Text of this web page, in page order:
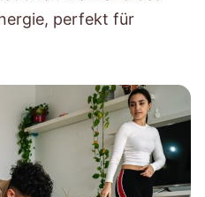
perfekt für